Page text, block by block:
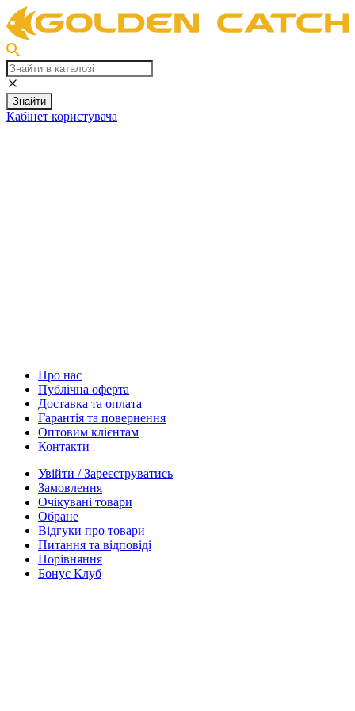
Знайти
Кабінет користувача
Про нас
Публічна оферта
Доставка та оплата
Гарантія та повернення
Оптовим клієнтам
Контакти
Увійти / Зареєструватись
Замовлення
Очікувані товари
Обране
Відгуки про товари
Питання та відповіді
Порівняння
Бонус Клуб